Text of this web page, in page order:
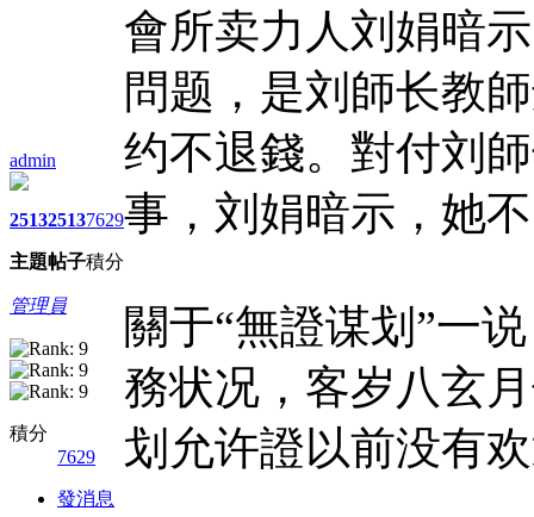
admin
2513
主題
2513
帖子
7629
積分
管理員
積分
7629
發消息
會所卖力人刘娟暗
問题，是刘師长教
约不退錢。對付刘
事，刘娟暗示，她
關于“無證谋划”一
務状况，客岁八玄
划允许證以前没有